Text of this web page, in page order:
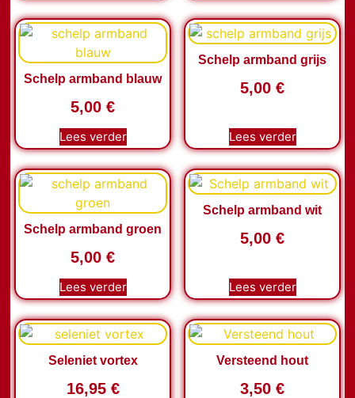
Schelp armband blauw
5,00 €
Lees verder
Schelp armband grijs
5,00 €
Lees verder
Schelp armband groen
5,00 €
Lees verder
Schelp armband wit
5,00 €
Lees verder
Seleniet vortex
16,95 €
Versteend hout
3,50 €